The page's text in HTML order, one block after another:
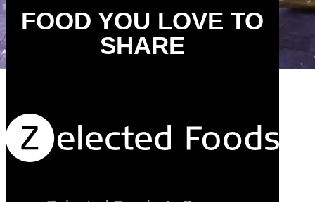
FOOD YOU LOVE TO
SHARE